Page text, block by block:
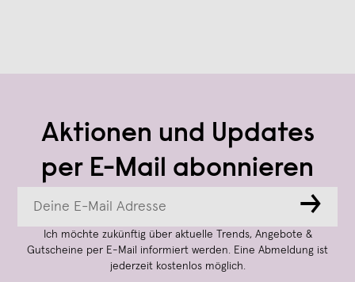
Aktionen und Updates
per E-Mail abonnieren
→
Ich möchte zukünftig über aktuelle Trends, Angebote &
Gutscheine per E-Mail informiert werden. Eine Abmeldung ist
jederzeit kostenlos möglich.